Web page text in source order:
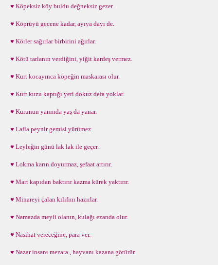
♥ Köpeksiz köy buldu değneksiz gezer.
♥ Köprüyü gecene kadar, ayıya dayı de.
♥ Körler sağırlar birbirini ağırlar.
♥ Kötü tarlanın verdiğini, yiğit kardeş vermez.
♥ Kurt kocayınca köpeğin maskarası olur.
♥ Kurt kuzu kaptığı yeri dokuz defa yoklar.
♥ Kurunun yanında yaş da yanar.
♥ Lafla peynir gemisi yürümez.
♥ Leyleğin günü lak lak ile geçer.
♥ Lokma karın doyurmaz, şefaat artırır.
♥ Mart kapıdan baktırır kazma kürek yaktırır.
♥ Minareyi çalan kılıfını hazırlar.
♥ Namazda meyli olanın, kulağı ezanda olur.
♥ Nasihat vereceğine, para ver.
♥ Nazar insanı mezara , hayvanı kazana götürür.